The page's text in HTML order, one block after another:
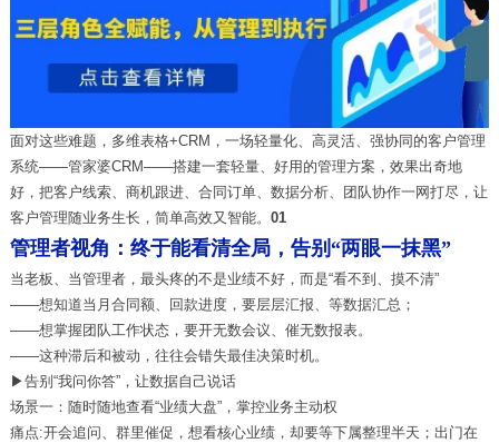
面对这些难题， 多维表格+CRM ，一场轻量化、高灵活、强协同的客户管理
系统——管家婆CRM——搭建一套轻量、好用的管理方案，效果出奇地
好，把客户线索、商机跟进、合同订单、数据分析、团队协作一网打尽，让
客户管理随业务生长，简单高效又智能。 01
管理者视角：终于能看清全局，告别“两眼一抹黑”
当老板、当管理者，最头疼的不是业绩不好，而是“看不到、摸不清”
——想知道当月合同额、回款进度，要层层汇报、等数据汇总；
——想掌握团队工作状态，要开无数会议、催无数报表。
——这种滞后和被动，往往会错失最佳决策时机。
▶告别“我问你答”，让数据自己说话
场景一：随时随地查看“业绩大盘”，掌控业务主动权
痛点:开会追问、群里催促，想看核心业绩，却要等下属整理半天；出门在